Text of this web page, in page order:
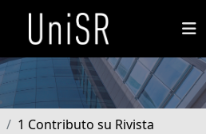
1 Contributo su Rivista